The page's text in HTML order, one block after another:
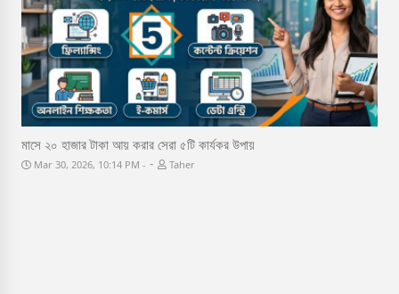
মাসে ২০ হাজার টাকা আয় করার সেরা ৫টি কার্যকর উপায়
Mar 30, 2026, 10:14 PM - Taher